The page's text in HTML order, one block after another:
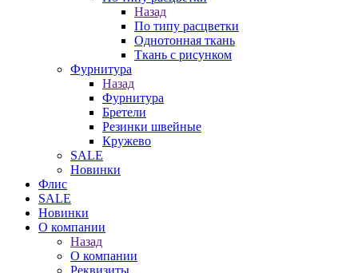
Назад
По типу расцветки
Однотонная ткань
Ткань с рисунком
Фурнитура
Назад
Фурнитура
Бретели
Резинки швейные
Кружево
SALE
Новинки
Флис
SALE
Новинки
О компании
Назад
О компании
Реквизиты